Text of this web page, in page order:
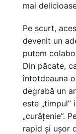
mai
Pe scurt,
devenit un
putem
Din păcate,
întotdeauna
degrabă un
este
„curățenie”.
rapid și ușor